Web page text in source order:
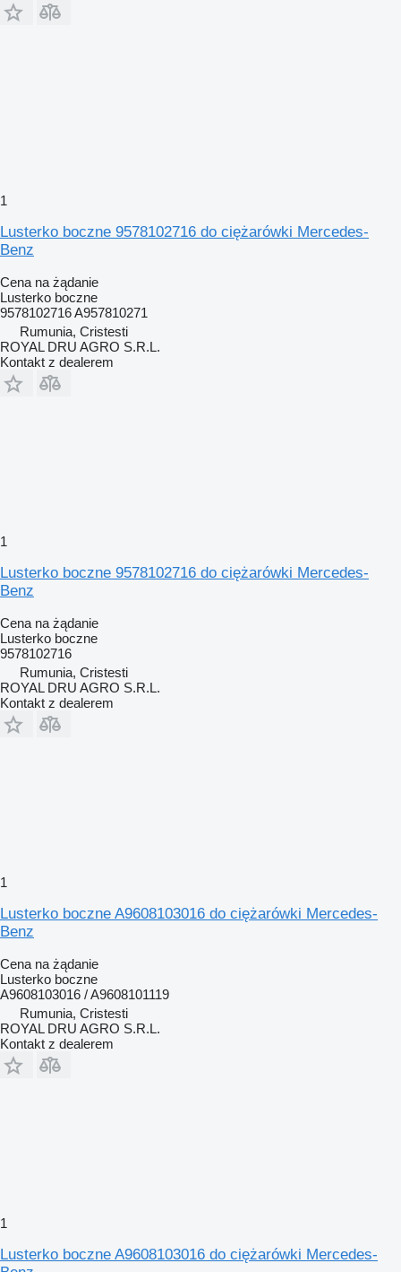
1
Lusterko boczne 9578102716 do ciężarówki Mercedes-
Benz
Cena na żądanie
Lusterko boczne
9578102716 A957810271
Rumunia, Cristesti
ROYAL DRU AGRO S.R.L.
Kontakt z dealerem
1
Lusterko boczne 9578102716 do ciężarówki Mercedes-
Benz
Cena na żądanie
Lusterko boczne
9578102716
Rumunia, Cristesti
ROYAL DRU AGRO S.R.L.
Kontakt z dealerem
1
Lusterko boczne A9608103016 do ciężarówki Mercedes-
Benz
Cena na żądanie
Lusterko boczne
A9608103016 / A9608101119
Rumunia, Cristesti
ROYAL DRU AGRO S.R.L.
Kontakt z dealerem
1
Lusterko boczne A9608103016 do ciężarówki Mercedes-